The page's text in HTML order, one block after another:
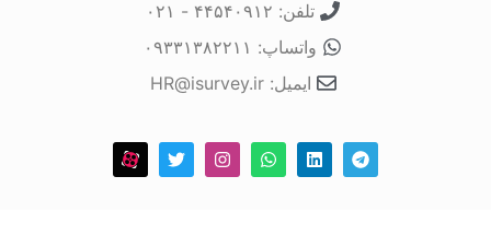
واتساپ: ۰۹۳۳۱۳۸۲۲۱۱